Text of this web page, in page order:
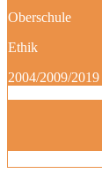
Oberschule
Ethik
2004/2009/2019